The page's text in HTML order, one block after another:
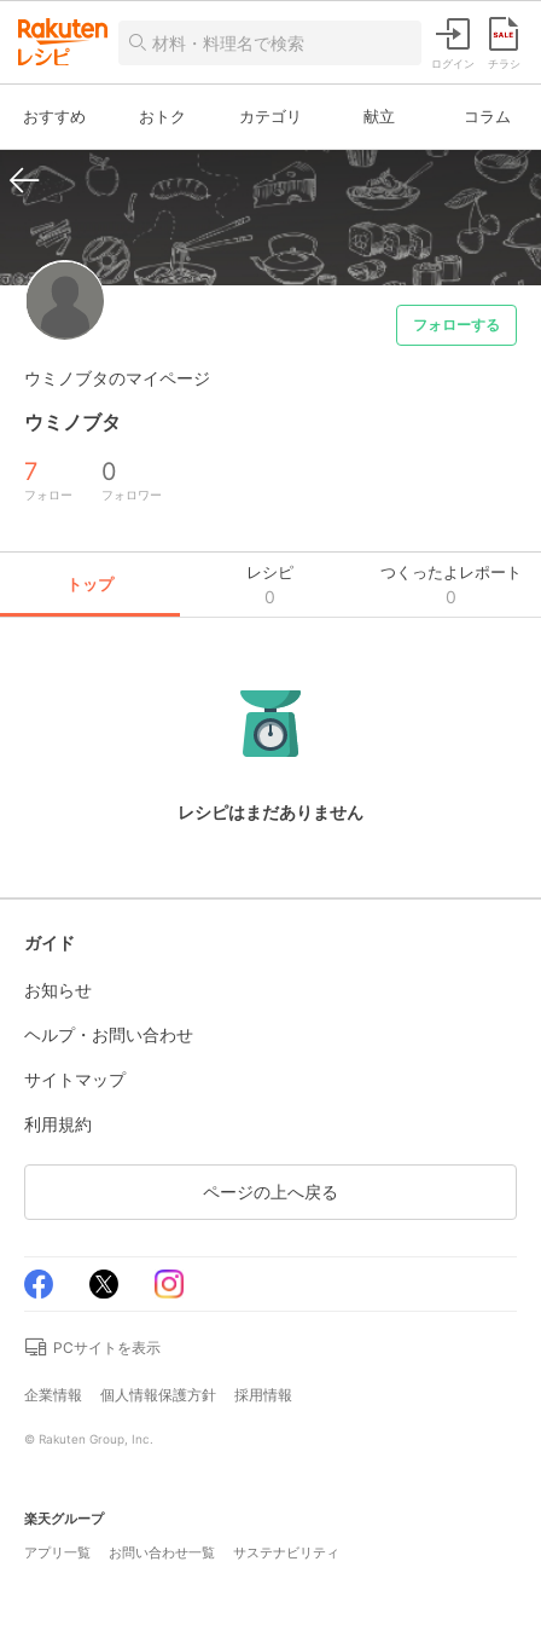
ログイン チラシ
おすすめ おトク カテゴリ 献立 コラム
フォローする
ウミノブタのマイページ
ウミノブタ
7
フォロー
0
フォロワー
トップ
レシピ
0
つくったよレポート
0
レシピはまだありません
ガイド
お知らせ
ヘルプ・お問い合わせ
サイトマップ
利用規約
ページの上へ戻る
PCサイトを表示
企業情報 個人情報保護方針 採用情報
© Rakuten Group, Inc.
楽天グループ
アプリ一覧
お問い合わせ一覧 サステナビリティ